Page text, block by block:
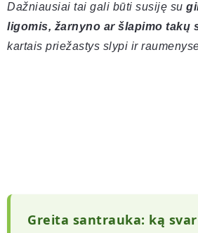
Dažniausiai tai gali būti susiję su
ligomis, žarnyno ar šlapimo takų
kartais priežastys slypi ir
Greita santrauka: ką